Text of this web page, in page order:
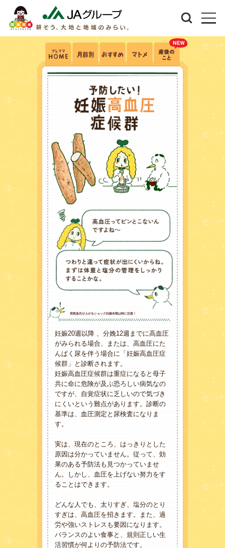
突然血圧が上がるショック妊娠末期は特に注意！
妊娠20週以降 、分娩12週までに高血圧
がみられる場合、または、高血圧にた
んぱく尿を伴う場合に「妊娠高血圧症
候群」と診断されます。
妊娠高血圧症候群は重症になると母子
共に命に危険が及ぶ恐ろしい病気なの
ですが、自覚症状に乏しいので気づき
にくいという難点があります。診断の
基準は、血圧測定と尿検査になりま
す。
実は、現在のところ、はっきりとした
原因は分かっていません。従って、効
果のある予防法も見つかっていませ
ん。しかし、血圧を上げない努力をす
ることはできます。
どんな人でも、太りすぎ、塩分のとり
すぎは、高血圧を招きます。また、過
労や強いストレスも要因になります。
バランスのよい食事と、規則正しい生
活習慣が何よりの予防法です。